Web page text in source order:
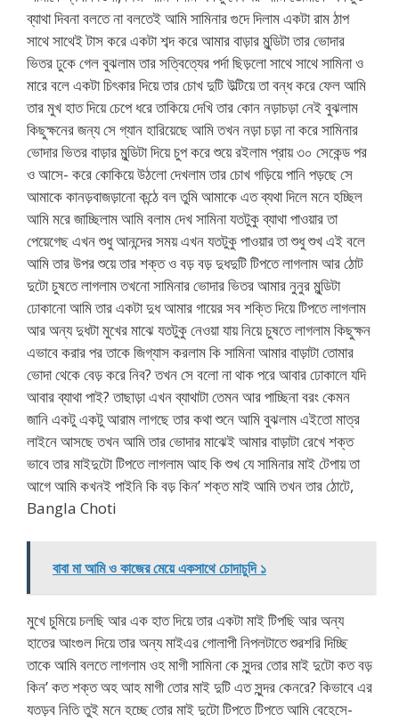
ব্যাথা দিবনা বলতে না বলতেই আমি সামিনার গুদে দিলাম একটা রাম ঠাপ
সাথে সাথেই টাস করে একটা শব্দ করে আমার বাড়ার মুন্ডিটা তার ভোদার
ভিতর ঢুকে গেল বুঝলাম তার সত্বিত্যের পর্দা ছিড়লো সাথে সাথে সামিনা ও
মারে বলে একটা চিৎকার দিয়ে তার চোখ দুটি উল্টিয়ে তা বন্ধ করে ফেল আমি
তার মুখ হাত দিয়ে চেপে ধরে তাকিয়ে দেখি তার কোন নড়াচড়া নেই বুঝলাম
কিছুক্ষনের জন্য সে গ্যান হারিয়েছে আমি তখন নড়া চড়া না করে সামিনার
ভোদার ভিতর বাড়ার মুন্ডিটা দিয়ে চুপ করে শুয়ে রইলাম প্রায় ৩০ সেকেন্ড পর
ও আসে- করে কোকিয়ে উঠলো দেখলাম তার চোখ গড়িয়ে পানি পড়ছে সে
আমাকে কানড়বাজড়ানো কন্ঠে বল তুমি আমাকে এত ব্যথা দিলে মনে হচ্ছিল
আমি মরে জাচ্ছিলাম আমি বলাম দেখ সামিনা যতটুকু ব্যাথা পাওয়ার তা
পেয়েগেছ এখন শুধু আনন্দের সময় এখন যতটুকু পাওয়ার তা শুধু শুখ এই বলে
আমি তার উপর শুয়ে তার শক্ত ও বড় বড় দুধদুটি টিপতে লাগলাম আর ঠোট
দুটো চুষতে লাগলাম তখনো সামিনার ভোদার ভিতর আমার নুনুর মুন্ডিটা
ঢোকানো আমি তার একটা দুধ আমার গায়ের সব শক্তি দিয়ে টিপতে লাগলাম
আর অন্য দুধটা মুখের মাঝে যতটুকু নেওয়া যায় নিয়ে চুষতে লাগলাম কিছুক্ষন
এভাবে করার পর তাকে জিগ্যাস করলাম কি সামিনা আমার বাড়াটা তোমার
ভোদা থেকে বেড় করে নিব? তখন সে বলো না থাক পরে আবার ঢোকালে যদি
আবার ব্যাথা পাই? তাছাড়া এখন ব্যাথাটা তেমন আর পাচ্ছিনা বরং কেমন
জানি একটু একটু আরাম লাগছে তার কথা শুনে আমি বুঝলাম এইতো মাত্র
লাইনে আসছে তখন আমি তার ভোদার মাঝেই আমার বাড়াটা রেখে শক্ত
ভাবে তার মাইদুটো টিপতে লাগলাম আহ কি শুখ যে সামিনার মাই টেপায় তা
আগে আমি কখনই পাইনি কি বড় কিন’ শক্ত মাই আমি তখন তার ঠোটে,
Bangla Choti
বাবা মা আমি ও কাজের মেয়ে একসাথে চোদাচুদি ১
মুখে চুমিয়ে চলছি আর এক হাত দিয়ে তার একটা মাই টিপছি আর অন্য
হাতের আংগুল দিয়ে তার অন্য মাইএর গোলাপী নিপলটাতে শুরশরি দিচ্ছি
তাকে আমি বলতে লাগলাম ওহ মাগী সামিনা কে সুন্দর তোর মাই দুটো কত বড়
কিন’ কত শক্ত অহ আহ মাগী তোর মাই দুটি এত সুন্দর কেনরে? কিভাবে এর
যতড়ব নিতি তুই মনে হচ্ছে তোর মাই দুটো টিপতে টিপতে আমি বেহেসে-